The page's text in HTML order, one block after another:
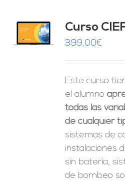
Curso
399,00€
Este curso
el alumno
todas las
de cualquier
sistemas de
instalaciones
sin batería,
de bombeo